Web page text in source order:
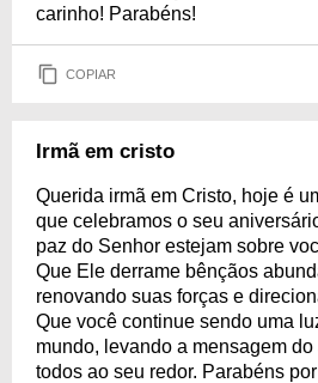
carinho! Parabéns!
COPIAR
Irmã em cristo
Querida irmã em Cristo, hoje é
que celebramos o seu
paz do Senhor estejam sobre
Que Ele derrame bênçãos
renovando suas forças e
Que você continue sendo uma
mundo, levando a mensagem
todos ao seu redor. Parabéns